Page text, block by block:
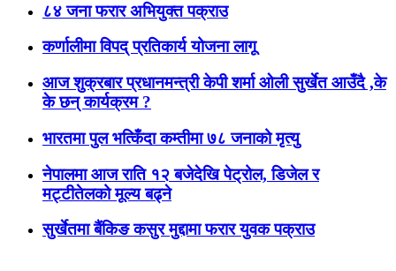
८४ जना फरार अभियुक्त पक्राउ
कर्णालीमा विपद् प्रतिकार्य योजना लागू
आज शुक्रबार प्रधानमन्त्री केपी शर्मा ओली सुर्खेत आउँदै ,के
के छन् कार्यक्रम ?
भारतमा पुल भत्किँदा कम्तीमा ७८ जनाको मृत्यु
नेपालमा आज राति १२ बजेदेखि पेट्रोल, डिजेल र
मट्टीतेलको मूल्य बढ्ने
सुर्खेतमा बैंकिङ कसुर मुद्दामा फरार युवक पक्राउ